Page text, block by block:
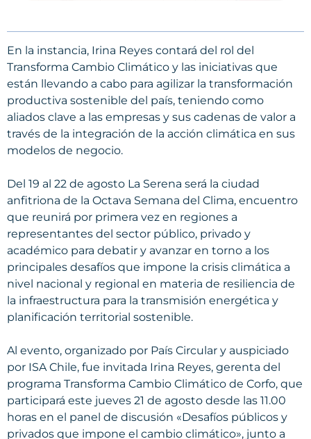
En la instancia, Irina Reyes contará del rol del
Transforma Cambio Climático y las iniciativas que
están llevando a cabo para agilizar la transformación
productiva sostenible del país, teniendo como
aliados clave a las empresas y sus cadenas de valor a
través de la integración de la acción climática en sus
modelos de negocio.
Del 19 al 22 de agosto La Serena será la ciudad
anfitriona de la Octava Semana del Clima, encuentro
que reunirá por primera vez en regiones a
representantes del sector público, privado y
académico para debatir y avanzar en torno a los
principales desafíos que impone la crisis climática a
nivel nacional y regional en materia de resiliencia de
la infraestructura para la transmisión energética y
planificación territorial sostenible.
Al evento, organizado por País Circular y auspiciado
por ISA Chile, fue invitada Irina Reyes, gerenta del
programa Transforma Cambio Climático de Corfo, que
participará este jueves 21 de agosto desde las 11.00
horas en el panel de discusión «Desafíos públicos y
privados que impone el cambio climático», junto a